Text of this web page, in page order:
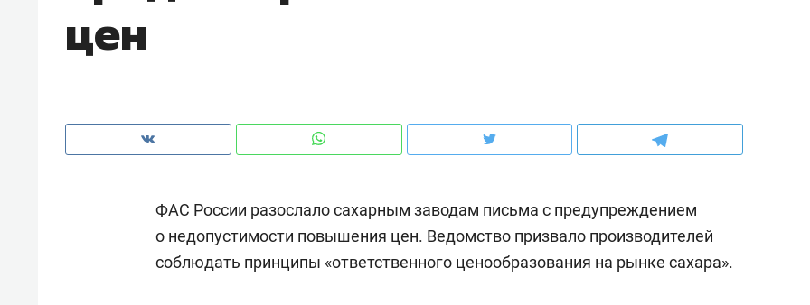
цен
ФАС России разослало сахарным заводам письма с предупреждением
о недопустимости повышения цен. Ведомство призвало производителей
соблюдать принципы «ответственного ценообразования на рынке сахара».